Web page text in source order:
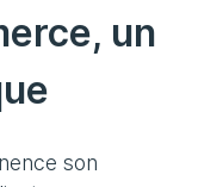
un
son